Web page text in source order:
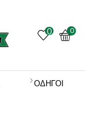
0 0
ΟΔΗΓΟΙ